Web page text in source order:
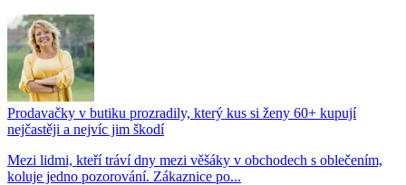
Prodavačky v butiku prozradily, který kus si ženy 60+ kupují
nejčastěji a nejvíc jim škodí
Mezi lidmi, kteří tráví dny mezi věšáky v obchodech s oblečením,
koluje jedno pozorování. Zákaznice po...